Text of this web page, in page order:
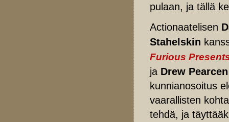
pulaan, ja tällä
Actionaatelisen
Stahelskin
Furious
ja Drew Pearcen
kunnianosoitus
vaarallisten
tehdä, ja